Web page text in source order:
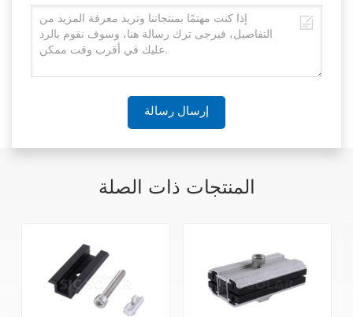
إرسال رسالة
المنتجات ذات الصلة